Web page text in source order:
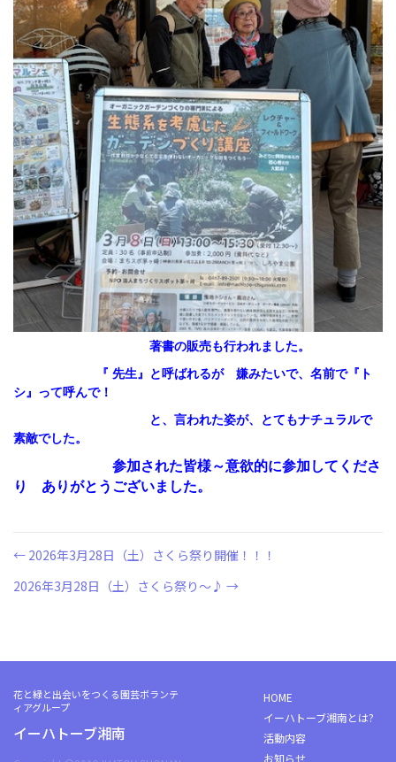
著書の販売も行われました。
『 先生』と呼ばれるが 嫌みたいで、名前で『ト
シ』って呼んで！
と、言われた姿が、とてもナチュラルで
素敵でした。
参加された皆様～意欲的に参加してくださ
り ありがとうございました。
投
ナ
ビ
ゲ
← 2026年3月28日（土）さくら祭り開催！！！
2026年3月28日（土）さくら祭り～♪ →
花と緑と出会いをつくる園芸ボランテ
ィアグループ
イーハトーブ湘南
HOME
イーハトーブ湘南とは?
活動内容
お知らせ